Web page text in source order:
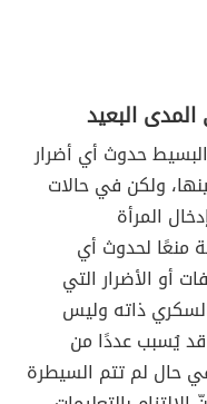
البعيد
حدوث أي أضرار
ولكن في حالات
المرأة
منعًا لحدوث أي
أو الأضرار التي
ذاته وليس
يُسبب عددًا من
حال لم تتم السيطرة